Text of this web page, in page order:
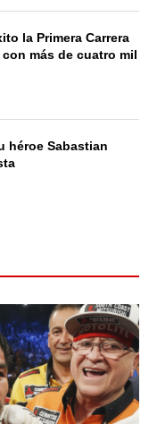
la Primera Carrera
más de cuatro mil
héroe Sabastian